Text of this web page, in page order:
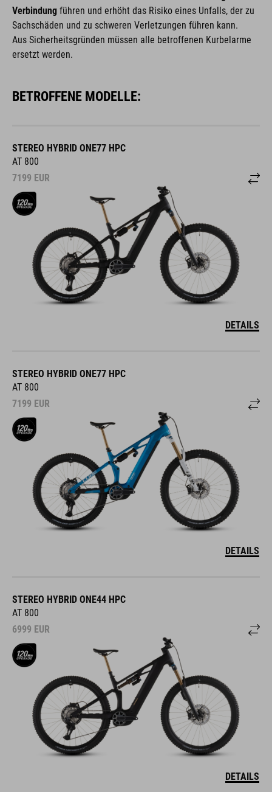
Verbindung führen und erhöht das Risiko eines Unfalls, der zu
Sachschäden und zu schweren Verletzungen führen kann.
Aus Sicherheitsgründen müssen alle betroffenen Kurbelarme
ersetzt werden.
BETROFFENE MODELLE:
STEREO HYBRID ONE77 HPC
AT 800
7199 EUR
DETAILS
STEREO HYBRID ONE77 HPC
AT 800
7199 EUR
DETAILS
STEREO HYBRID ONE44 HPC
AT 800
6999 EUR
DETAILS